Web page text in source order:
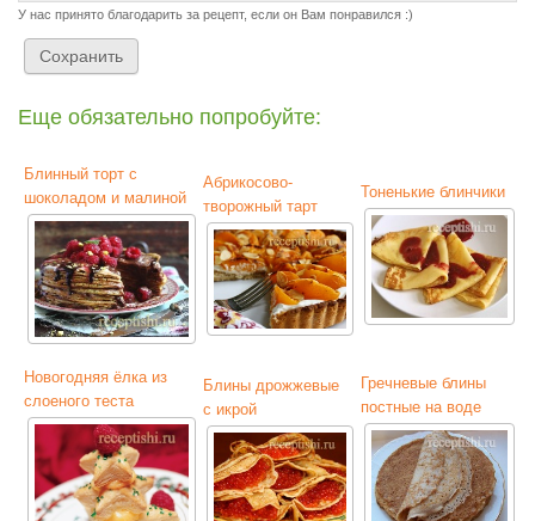
У нас принято благодарить за рецепт, если он Вам понравился :)
Еще обязательно попробуйте:
Блинный торт с
шоколадом и малиной
Абрикосово-
творожный тарт
Тоненькие блинчики
Новогодняя ёлка из
слоеного теста
Блины дрожжевые
с икрой
Гречневые блины
постные на воде